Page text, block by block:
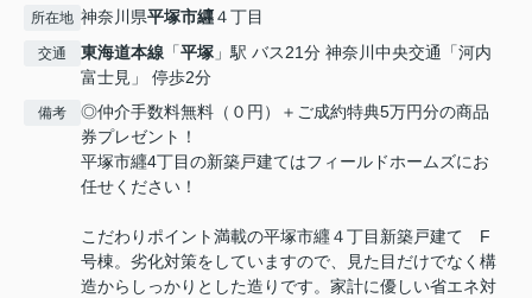
所在地 神奈川県平塚市纒４丁目
交通 東海道本線 「平塚 」駅 バス21分 神奈川中央交通「河内
富士見」 停歩2分
備考
◎仲介手数料無料（０円）＋ご成約特典5万円分の商品
券プレゼント！
平塚市纒4丁目の新築戸建てはフィールドホームズにお
任せください！
こだわりポイント満載の平塚市纒４丁目新築戸建て F
号棟。劣化対策をしていますので、見た目だけでなく構
造からしっかりとした造りです。家計に優しい省エネ対